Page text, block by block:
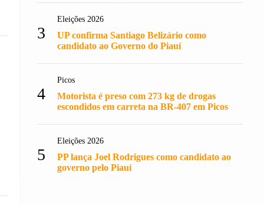
3
Eleições 2026
UP confirma Santiago Belizário como
candidato ao Governo do Piauí
4
Picos
Motorista é preso com 273 kg de drogas
escondidos em carreta na BR-407 em Picos
5
Eleições 2026
PP lança Joel Rodrigues como candidato ao
governo pelo Piauí